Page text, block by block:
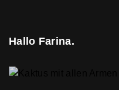
Hallo Farina.